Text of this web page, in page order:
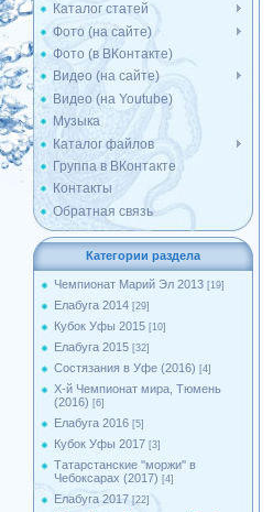
Каталог статей
Фото (на сайте)
Фото (в ВКонтакте)
Видео (на сайте)
Видео (на Youtube)
Музыка
Каталог файлов
Группа в ВКонтакте
Контакты
Обратная связь
Категории раздела
Чемпионат Марий Эл 2013 [19]
Елабуга 2014 [29]
Кубок Уфы 2015 [10]
Елабуга 2015 [32]
Состязания в Уфе (2016) [4]
X-й Чемпионат мира, Тюмень
(2016) [6]
Елабуга 2016 [5]
Кубок Уфы 2017 [3]
Татарстанские ''моржи'' в
Чебоксарах (2017) [4]
Елабуга 2017 [22]